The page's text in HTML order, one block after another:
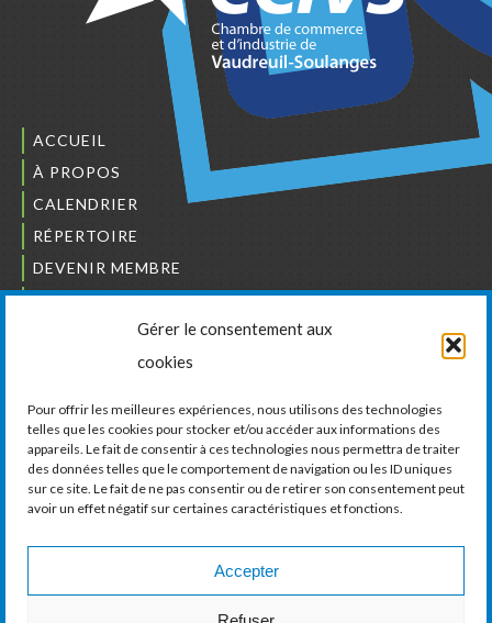
Gérer le consentement aux
cookies
Pour offrir les meilleures expériences, nous utilisons des technologies
telles que les cookies pour stocker et/ou accéder aux informations des
appareils. Le fait de consentir à ces technologies nous permettra de traiter
des données telles que le comportement de navigation ou les ID uniques
sur ce site. Le fait de ne pas consentir ou de retirer son consentement peut
avoir un effet négatif sur certaines caractéristiques et fonctions.
Accepter
ACCUEIL
À PROPOS
CALENDRIER
RÉPERTOIRE
DEVENIR MEMBRE
NOUS JOINDRE
L’ORDRE DES BÂTISSEURS
LA CHAMBRE DE COMMERCE ET D’INDUSTRIE
DE VAUDREUIL-SOULANGES
11, boul. de la Cité-des-Jeunes, Suite 201